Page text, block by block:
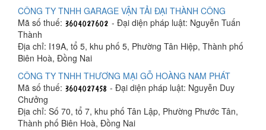
CÔNG TY TNHH GARAGE VẬN TẢI ĐẠI THÀNH CÔNG
Mã số thuế:
- Đại diện pháp luật: Nguyễn Tuấn
Thành
Địa chỉ: I19A, tổ 5, khu phố 5, Phường Tân Hiệp, Thành phố
Biên Hoà, Đồng Nai
CÔNG TY TNHH THƯƠNG MẠI GỖ HOÀNG NAM PHÁT
Mã số thuế:
- Đại diện pháp luật: Nguyễn Duy
Chưởng
Địa chỉ: Số 70, tổ 7, khu phố Tân Lập, Phường Phước Tân,
Thành phố Biên Hoà, Đồng Nai